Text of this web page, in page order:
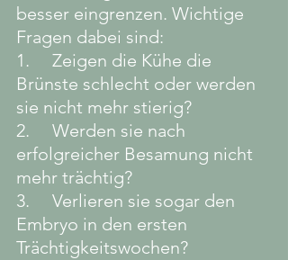
besser eingrenzen. Wichtige
Fragen dabei sind:
1.     Zeigen die Kühe die
Brünste schlecht oder werden
sie nicht mehr stierig?
2.     Werden sie nach
erfolgreicher Besamung nicht
mehr trächtig?
3.     Verlieren sie sogar den
Embryo in den ersten
Trächtigkeitswochen?